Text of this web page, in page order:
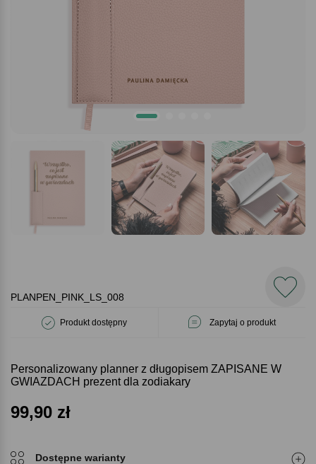
PLANPEN_PINK_LS_008
Produkt dostępny Zapytaj o produkt
Personalizowany planner z długopisem ZAPISANE W
GWIAZDACH prezent dla zodiakary
99,90 zł
Dostępne warianty